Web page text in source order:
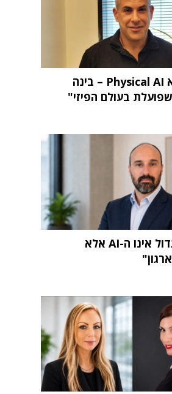
"העתיד הוא Physical AI – בינה
בעולם הפיזי"
"האתגר הגדול אינו ה-AI אלא